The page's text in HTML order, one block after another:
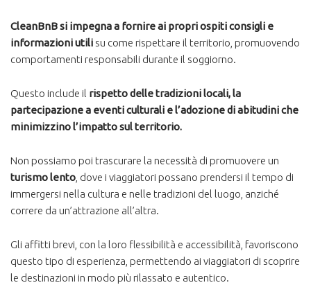
CleanBnB si impegna a fornire ai propri ospiti consigli e
informazioni utili su come rispettare il territorio, promuovendo
comportamenti responsabili durante il soggiorno.
Questo include il rispetto delle tradizioni locali, la
partecipazione a eventi culturali e l’adozione di abitudini che
minimizzino l’impatto sul territorio.​
Non possiamo poi trascurare la necessità di promuovere un
turismo lento , dove i viaggiatori possano prendersi il tempo di
immergersi nella cultura e nelle tradizioni del luogo, anziché
correre da un’attrazione all’altra.
Gli affitti brevi, con la loro flessibilità e accessibilità, favoriscono
questo tipo di esperienza, permettendo ai viaggiatori di scoprire
le destinazioni in modo più rilassato e autentico​.